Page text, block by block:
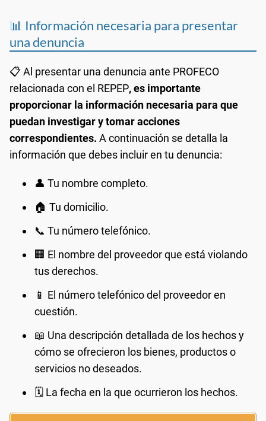
📊 Información necesaria para presentar
una denuncia
📋 Al presentar una denuncia ante PROFECO
relacionada con el REPEP, es importante
proporcionar la información necesaria para que
puedan investigar y tomar acciones
correspondientes. A continuación se detalla la
información que debes incluir en tu denuncia:
👤 Tu nombre completo.
🏠 Tu domicilio.
📞 Tu número telefónico.
🏢 El nombre del proveedor que está violando
tus derechos.
📱 El número telefónico del proveedor en
cuestión.
📖 Una descripción detallada de los hechos y
cómo se ofrecieron los bienes, productos o
servicios no deseados.
🗓️ La fecha en la que ocurrieron los hechos.